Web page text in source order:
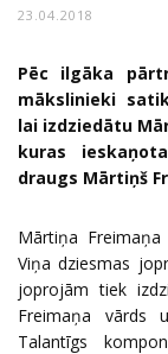
23.04.2018
Pēc ilgāka
mākslinieki
lai izdziedātu
kuras
draugs Mārtiņš
Mārtiņa
Viņa dziesmas
joprojām tiek
Freimaņa vārds
Talantīgs